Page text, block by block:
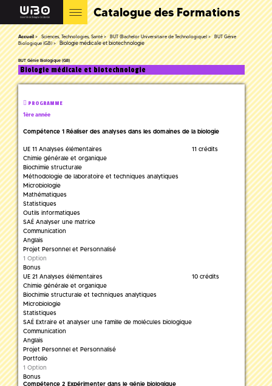
Catalogue des Formations
Accueil Sciences, Technologies, Santé BUT (Bachelor Universitaire de Technologique)
BUT Génie
Biologique (GB)
Biologie médicale et biotechnologie
BUT Génie Biologique (GB)
Biologie médicale et biotechnologie
PROGRAMME
1ère année
Compétence 1 Réaliser des analyses dans les domaines de la biologie
UE 11 Analyses élémentaires
11 crédits
Chimie générale et organique
Biochimie structurale
Méthodologie de laboratoire et techniques analytiques
Microbiologie
Mathématiques
Statistiques
Outils informatiques
SAÉ Analyser une matrice
Communication
Anglais
Projet Personnel et Personnalisé
1 Option
Bonus
UE 21 Analyses élémentaires
10 crédits
Chimie générale et organique
Biochimie structurale et techniques analytiques
Microbiologie
Statistiques
SAÉ Extraire et analyser une famille de molécules biologique
Communication
Anglais
Projet Personnel et Personnalisé
Portfolio
1 Option
Bonus
Compétence 2 Expérimenter dans le génie biologique